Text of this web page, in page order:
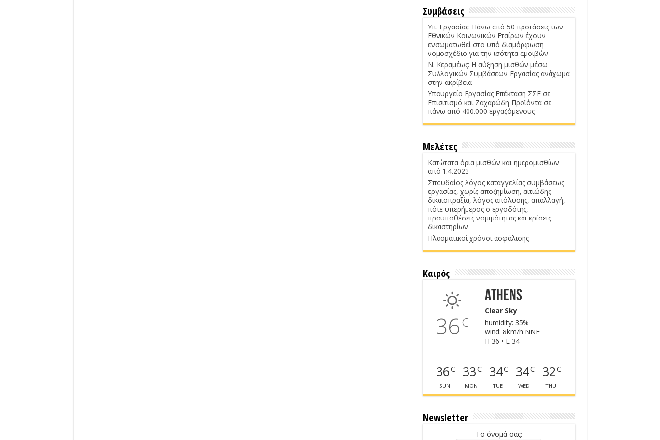
Συμβάσεις
Υπ. Εργασίας: Πάνω από 50 προτάσεις των
Εθνικών Κοινωνικών Εταίρων έχουν
ενσωματωθεί στο υπό διαμόρφωση
νομοσχέδιο για την ισότητα αμοιβών
Ν. Κεραμέως: Η αύξηση μισθών μέσω
Συλλογικών Συμβάσεων Εργασίας ανάχωμα
στην ακρίβεια
Υπουργείο Εργασίας Επέκταση ΣΣΕ σε
Επισιτισμό και Ζαχαρώδη Προϊόντα σε
πάνω από 400.000 εργαζόμενους
Μελέτες
Κατώτατα όρια μισθών και ημερομισθίων
από 1.4.2023
Σπουδαίος λόγος καταγγελίας συμβάσεως
εργασίας, χωρίς αποζημίωση, αιτιώδης
δικαιοπραξία, λόγος απόλυσης, απαλλαγή,
πότε υπερήμερος ο εργοδότης,
προϋποθέσεις νομιμότητας και κρίσεις
δικαστηρίων
Πλασματικοί χρόνοι ασφάλισης
Καιρός
36C
Athens
Clear Sky
humidity: 35%
wind: 8km/h NNE
H 36 • L 34
36C
SUN
33C
MON
34C
TUE
34C
WED
32C
THU
Newsletter
Το όνομά σας: